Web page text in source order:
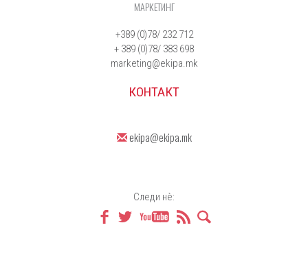
МАРКЕТИНГ
+389 (0)78/ 232 712
+ 389 (0)78/ 383 698
marketing@ekipa.mk
КОНТАКТ
ekipa@ekipa.mk
Следи нè: